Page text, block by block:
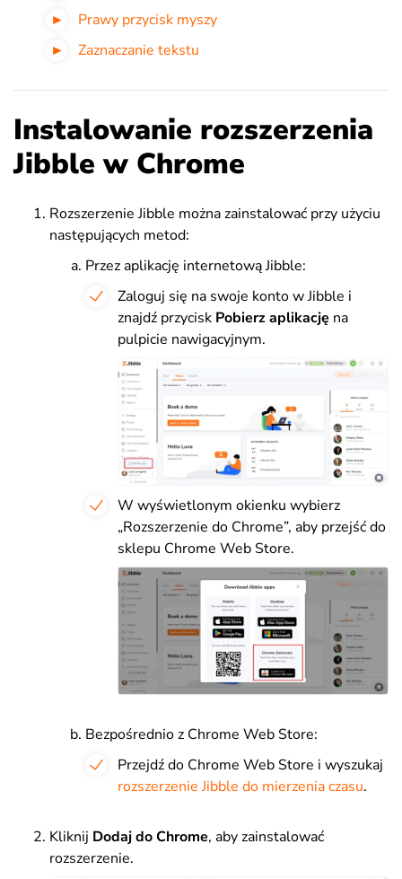
Prawy przycisk myszy
Zaznaczanie tekstu
Instalowanie rozszerzenia
Jibble w Chrome
Rozszerzenie Jibble można zainstalować przy użyciu
następujących metod:
Przez aplikację internetową Jibble:
Zaloguj się na swoje konto w Jibble i
znajdź przycisk Pobierz aplikację na
pulpicie nawigacyjnym.
W wyświetlonym okienku wybierz
„Rozszerzenie do Chrome”, aby przejść do
sklepu Chrome Web Store.
Bezpośrednio z Chrome Web Store:
Przejdź do Chrome Web Store i wyszukaj
rozszerzenie Jibble do mierzenia czasu.
Kliknij Dodaj do Chrome, aby zainstalować
rozszerzenie.